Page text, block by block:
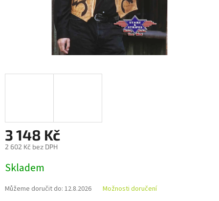
3 148 Kč
2 602 Kč bez DPH
cena:
Skladem
Můžeme doručit do: 12.8.2026 Možnosti doručení